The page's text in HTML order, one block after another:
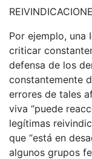
Por ejemplo, una
criticar
defensa de los
constantemente
errores de tales
viva “puede
legítimas
que “está en
algunos grupos